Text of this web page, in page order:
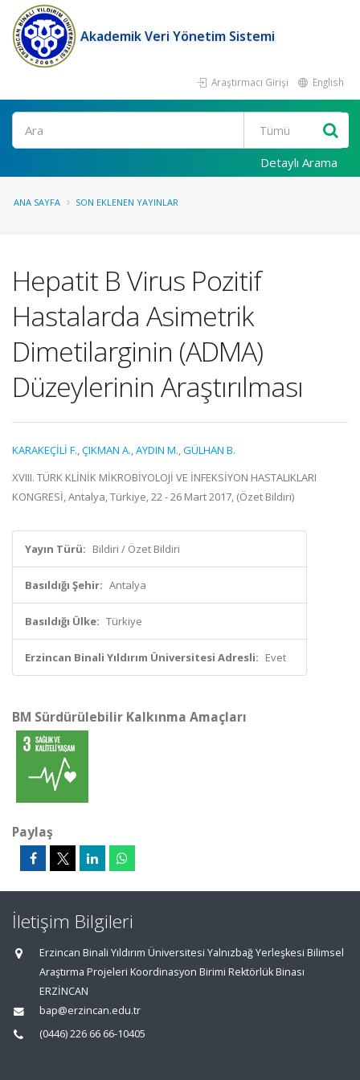
Akademik Veri Yönetim Sistemi
Araştırmacı Girişi English
Ara
Detaylı Arama
ANA SAYFA SON EKLENEN YAYINLAR
Hepatit B Virus Pozitif
Hastalarda Asimetrik
Dimetilarginin (ADMA)
Düzeylerinin Araştırılması
KARAKEÇİLİ F.,ÇIKMAN A.,AYDIN M.,GÜLHAN B.
XVIII. TÜRK KLİNİK MİKROBİYOLOJİ VE İNFEKSİYON HASTALIKLARI
KONGRESİ, Antalya, Türkiye, 22 - 26 Mart 2017, (Özet Bildiri)
Yayın Türü: Bildiri / Özet Bildiri
Basıldığı Şehir: Antalya
Basıldığı Ülke: Türkiye
Erzincan Binali Yıldırım Üniversitesi Adresli: Evet
BM Sürdürülebilir Kalkınma Amaçları
Paylaş
İletişim Bilgileri
Erzincan Binali Yıldırım Üniversitesi Yalnızbağ Yerleşkesi Bilimsel
Araştırma Projeleri Koordinasyon Birimi Rektörlük Binası
ERZİNCAN
bap@erzincan.edu.tr
(0446) 226 66 66-10405